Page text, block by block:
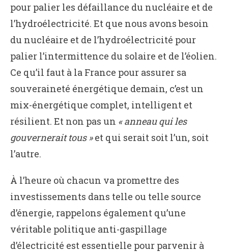
pour palier les défaillance du nucléaire et de
l’hydroélectricité. Et que nous avons besoin
du nucléaire et de l’hydroélectricité pour
palier l’intermittence du solaire et de l’éolien.
Ce qu’il faut à la France pour assurer sa
souveraineté énergétique demain, c’est un
mix-énergétique complet, intelligent et
résilient. Et non pas un « anneau qui les
gouvernerait tous »et qui serait soit l’un, soit
l’autre.
À l’heure où chacun va promettre des
investissements dans telle ou telle source
d’énergie, rappelons également qu’une
véritable politique anti-gaspillage
d’électricité est essentielle pour parvenir à